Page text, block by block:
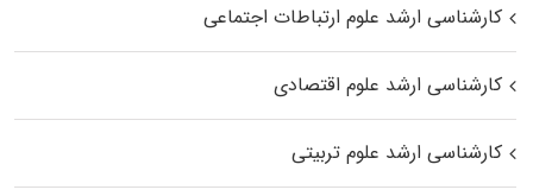
کارشناسی ارشد علوم ارتباطات اجتماعی
کارشناسی ارشد علوم اقتصادی
کارشناسی ارشد علوم تربیتی